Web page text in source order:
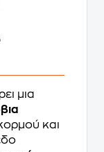
μια
και